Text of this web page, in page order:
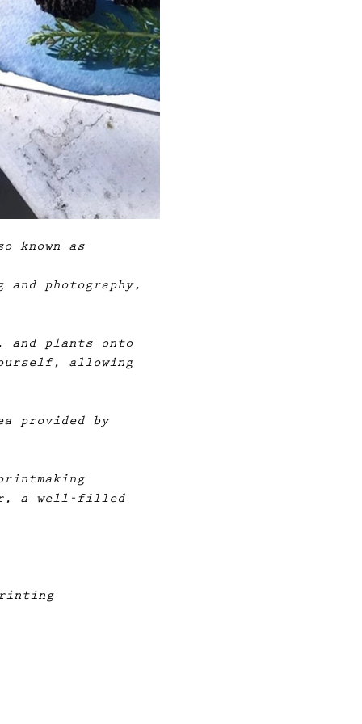
known as
and photography,
and plants onto
allowing
provided by
a well-filled